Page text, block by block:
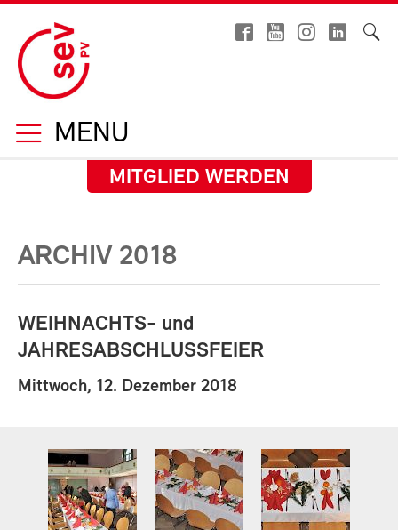
MENU
MITGLIED WERDEN
ARCHIV 2018
WEIHNACHTS- und
JAHRESABSCHLUSSFEIER
Mittwoch, 12. Dezember 2018